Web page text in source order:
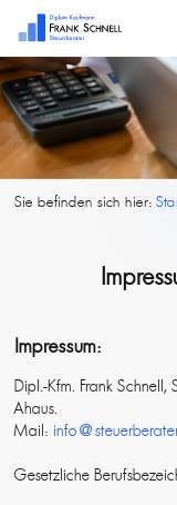
Sie befinden sich hier:
Impressum:
Dipl.-Kfm. Frank
Ahaus.
Mail:
Gesetzliche